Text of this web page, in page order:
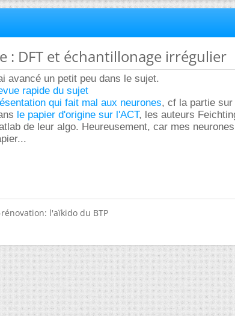
: DFT et échantillonage irrégulier
avancé un petit peu dans le sujet.
rapide du sujet
qui fait mal aux neurones, cf la partie sur
le papier d'origine sur l'ACT, les auteurs
de leur algo. Heureusement, car mes
l'aïkido du BTP